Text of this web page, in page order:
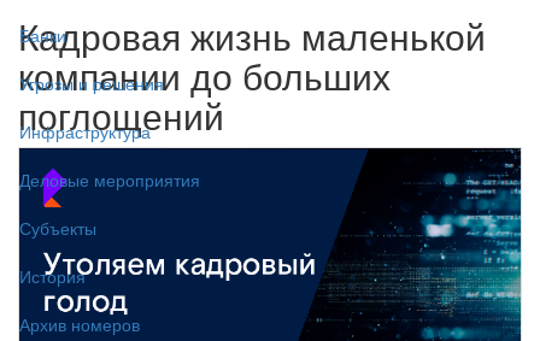
Банки
Угрозы и решения
Инфраструктура
Деловые мероприятия
Субъекты
История
Архив номеров
Кадровая жизнь маленькой
компании до больших
поглощений